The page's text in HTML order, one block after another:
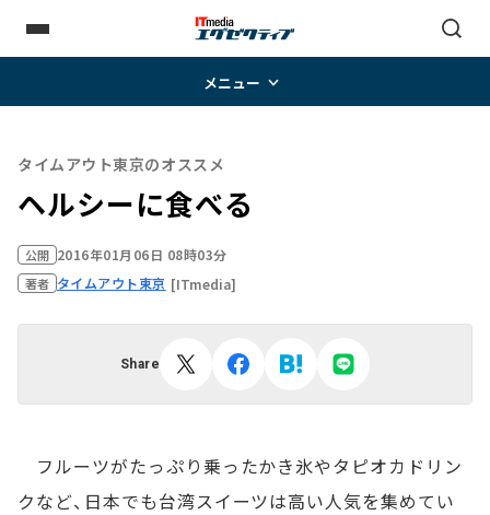
メニュー
タイムアウト東京のオススメ
ヘルシーに食べる
公開 2016年01月06日 08時03分
著者 タイムアウト東京 [ITmedia]
Share
フルーツがたっぷり乗ったかき氷やタピオカドリン
クなど、日本でも台湾スイーツは高い人気を集めてい